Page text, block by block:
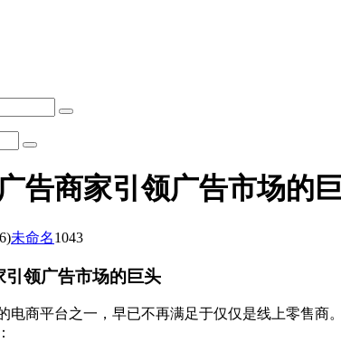
告商家引领广告市场的
未命名1043
引领广告市场的巨头
电商平台之一，早已不再满足于仅仅是线上零售